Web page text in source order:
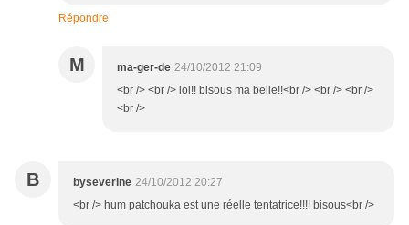
Répondre
M ma-ger-de 24/10/2012 21:09
<br /> <br /> lol!! bisous ma belle!!<br /> <br /> <br />
<br />
B byseverine 24/10/2012 20:27
<br /> hum patchouka est une réelle tentatrice!!!! bisous<br />